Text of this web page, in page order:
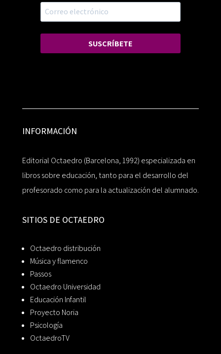
SUSCRÍBETE
INFORMACIÓN
Editorial Octaedro (Barcelona, 1992) especializada en
libros sobre educación, tanto para el desarrollo del
profesorado como para la actualización del alumnado.
SITIOS DE OCTAEDRO
Octaedro distribución
Música y flamenco
Passos
Octaedro Universidad
Educación Infantil
Proyecto Noria
Psicología
OctaedroTV